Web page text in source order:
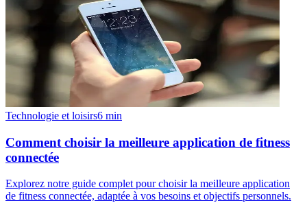
Technologie et loisirs6 min
Comment choisir la meilleure application de fitness
connectée
Explorez notre guide complet pour choisir la meilleure application
de fitness connectée, adaptée à vos besoins et objectifs personnels.